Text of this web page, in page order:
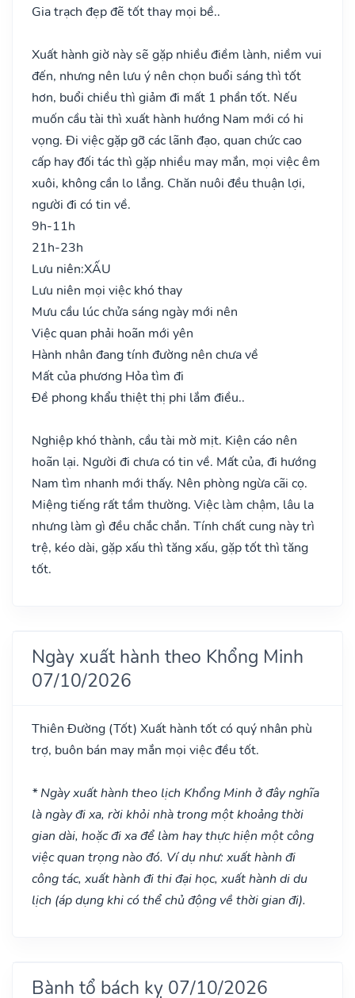
Gia trạch đẹp đẽ tốt thay mọi bề..
Xuất hành giờ này sẽ gặp nhiều điềm lành, niềm vui
đến, nhưng nên lưu ý nên chọn buổi sáng thì tốt
hơn, buổi chiều thì giảm đi mất 1 phần tốt. Nếu
muốn cầu tài thì xuất hành hướng Nam mới có hi
vọng. Đi việc gặp gỡ các lãnh đạo, quan chức cao
cấp hay đối tác thì gặp nhiều may mắn, mọi việc êm
xuôi, không cần lo lắng. Chăn nuôi đều thuận lợi,
người đi có tin về.
9h-11h
21h-23h
Lưu niên:XẤU
Lưu niên mọi việc khó thay
Mưu cầu lúc chửa sáng ngày mới nên
Việc quan phải hoãn mới yên
Hành nhân đang tính đường nên chưa về
Mất của phương Hỏa tìm đi
Đề phong khẩu thiệt thị phi lắm điều..
Nghiệp khó thành, cầu tài mờ mịt. Kiện cáo nên
hoãn lại. Người đi chưa có tin về. Mất của, đi hướng
Nam tìm nhanh mới thấy. Nên phòng ngừa cãi cọ.
Miệng tiếng rất tầm thường. Việc làm chậm, lâu la
nhưng làm gì đều chắc chắn. Tính chất cung này trì
trệ, kéo dài, gặp xấu thì tăng xấu, gặp tốt thì tăng
tốt.
Ngày xuất hành theo Khổng Minh
07/10/2026
Thiên Đường (Tốt) Xuất hành tốt có quý nhân phù
trợ, buôn bán may mắn mọi việc đều tốt.
* Ngày xuất hành theo lịch Khổng Minh ở đây nghĩa
là ngày đi xa, rời khỏi nhà trong một khoảng thời
gian dài, hoặc đi xa để làm hay thực hiện một công
việc quan trọng nào đó. Ví dụ như: xuất hành đi
công tác, xuất hành đi thi đại học, xuất hành di du
lịch (áp dụng khi có thể chủ động về thời gian đi).
Bành tổ bách kỵ 07/10/2026